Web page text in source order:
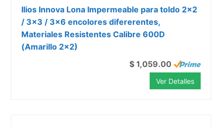
Ilios Innova Lona Impermeable para toldo 2x2
/ 3x3 / 3x6 encolores difererentes,
Materiales Resistentes Calibre 600D
(Amarillo 2x2)
$ 1,059.00
Ver Detalles